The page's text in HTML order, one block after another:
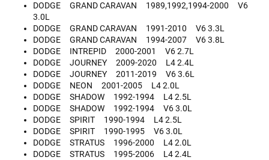
DODGE GRAND CARAVAN 1989,1992,1994-2000 V6
3.0L
DODGE GRAND CARAVAN 1991-2010 V6 3.3L
DODGE GRAND CARAVAN 1994-2007 V6 3.8L
DODGE INTREPID 2000-2001 V6 2.7L
DODGE JOURNEY 2009-2020 L4 2.4L
DODGE JOURNEY 2011-2019 V6 3.6L
DODGE NEON 2001-2005 L4 2.0L
DODGE SHADOW 1992-1994 L4 2.5L
DODGE SHADOW 1992-1994 V6 3.0L
DODGE SPIRIT 1990-1994 L4 2.5L
DODGE SPIRIT 1990-1995 V6 3.0L
DODGE STRATUS 1996-2000 L4 2.0L
DODGE STRATUS 1995-2006 L4 2.4L